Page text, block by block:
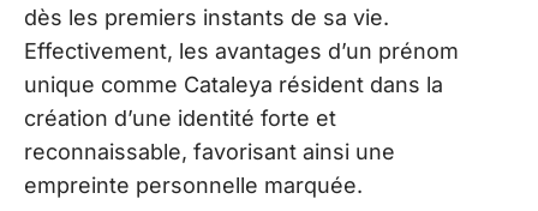
dès les premiers instants de sa vie.
Effectivement, les avantages d’un prénom
unique comme Cataleya résident dans la
création d’une identité forte et
reconnaissable, favorisant ainsi une
empreinte personnelle marquée.